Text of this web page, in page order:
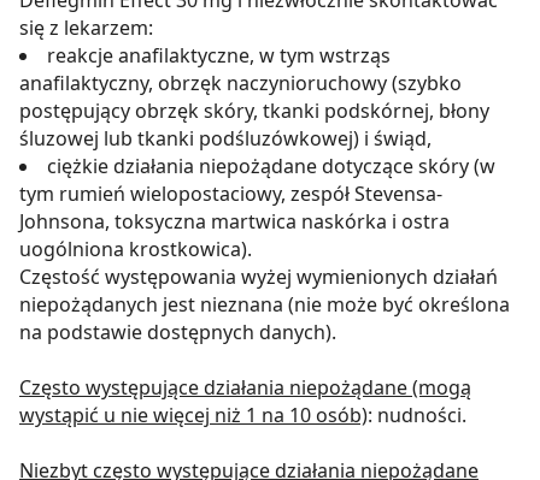
się z lekarzem:
reakcje anafilaktyczne, w tym wstrząs
anafilaktyczny, obrzęk naczynioruchowy (szybko
postępujący obrzęk skóry, tkanki podskórnej, błony
śluzowej lub tkanki podśluzówkowej) i świąd,
ciężkie działania niepożądane dotyczące skóry (w
tym rumień wielopostaciowy, zespół Stevensa-
Johnsona, toksyczna martwica naskórka i ostra
uogólniona krostkowica).
Częstość występowania wyżej wymienionych działań
niepożądanych jest nieznana (nie może być określona
na podstawie dostępnych danych).
Często występujące działania niepożądane (mogą
wystąpić u nie więcej niż 1 na 10 osób): nudności.
Niezbyt często występujące działania niepożądane